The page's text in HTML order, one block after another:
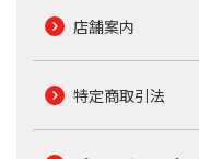
店舗案内
特定商取引法